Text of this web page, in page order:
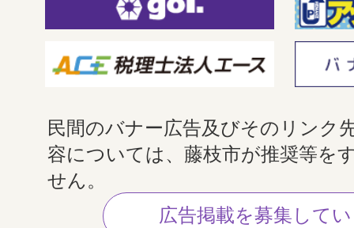
民間のバナー広告及びそのリンク
容については、藤枝市が推奨等を
せん。
広告掲載を募集して